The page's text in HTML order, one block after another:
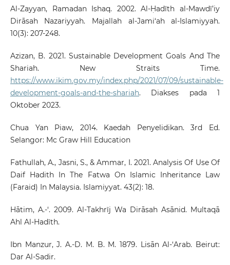
Al-Zayyan, Ramadan Ishaq. 2002. Al-Ḥadīth al-Mawdī’iy
Dirāsah Nazariyyah. Majallah al-Jami‘ah al-Islamiyyah.
10(3): 207-248.
Azizan, B. 2021. Sustainable Development Goals And The
Shariah. New Straits Time.
https://www.ikim.gov.my/index.php/2021/07/09/sustainable-
development-goals-and-the-shariah. Diakses pada 1
Oktober 2023.
Chua Yan Piaw, 2014. Kaedah Penyelidikan. 3rd Ed.
Selangor: Mc Graw Hill Education
Fathullah, A., Jasni, S., & Ammar, I. 2021. Analysis Of Use Of
Daif Hadith In The Fatwa On Islamic Inheritance Law
(Faraid) In Malaysia. Islamiyyat. 43(2): 18.
Hātim, A.-‘. 2009. Al-Takhrīj Wa Dirāsah Asānid. Multaqā
Ahl Al-Hadīth.
Ibn Manzur, J. A.-D. M. B. M. 1879. Lisān Al-‘Arab. Beirut:
Dar Al-Sadir.